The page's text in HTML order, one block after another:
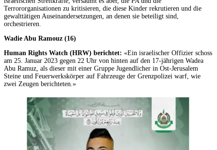
Terrororganisationen zu kritisieren, die diese Kinder rekrutieren und die
gewalttätigen Auseinandersetzungen, an denen sie beteiligt sind,
orchestrieren.
Wadie Abu Ramouz (16)
Human Rights Watch (HRW) berichtet: «Ein israelischer Offizier schoss
am 25. Januar 2023 gegen 22 Uhr von hinten auf den 17-jährigen Wadea
Abu Ramuz, als dieser mit einer Gruppe Jugendlicher in Ost-Jerusalem
Steine und Feuerwerkskörper auf Fahrzeuge der Grenzpolizei warf, wie
zwei Zeugen berichteten.»